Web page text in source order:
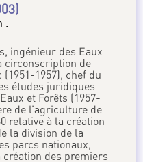
.
ingénieur des Eaux
circonscription de
1957), chef du
études juridiques
et Forêts (1957-
de l’agriculture de
relative à la création
la division de la
parcs nationaux,
des premiers